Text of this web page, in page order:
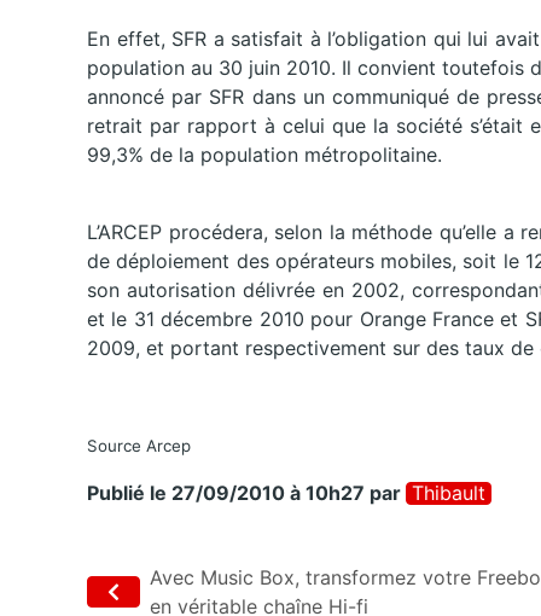
En effet, SFR a satisfait à l’obligation qui lui
population au 30 juin 2010. Il convient toutefois
annoncé par SFR dans un communiqué de
retrait par rapport à celui que la société s’était
99,3% de la population métropolitaine.
L’ARCEP procédera, selon la méthode qu’elle
de déploiement des opérateurs mobiles, soit le
son autorisation délivrée en 2002,
et le 31 décembre 2010 pour Orange France et
2009, et portant respectivement sur des taux
Source Arcep
Publié le 27/09/2010 à 10h27 par Thibault
Avec Music Box, transformez votre
en véritable chaîne Hi-fi